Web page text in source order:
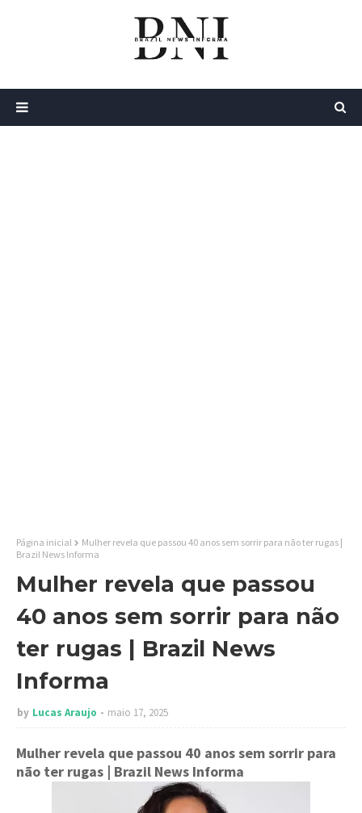
Página inicial
Mulher revela que passou 40 anos sem sorrir para não ter rugas |
Brazil News Informa
Mulher revela que passou
40 anos sem sorrir para não
ter rugas | Brazil News
Informa
by Lucas Araujo maio 17, 2025
Mulher revela que passou 40 anos sem sorrir para
não ter rugas | Brazil News Informa